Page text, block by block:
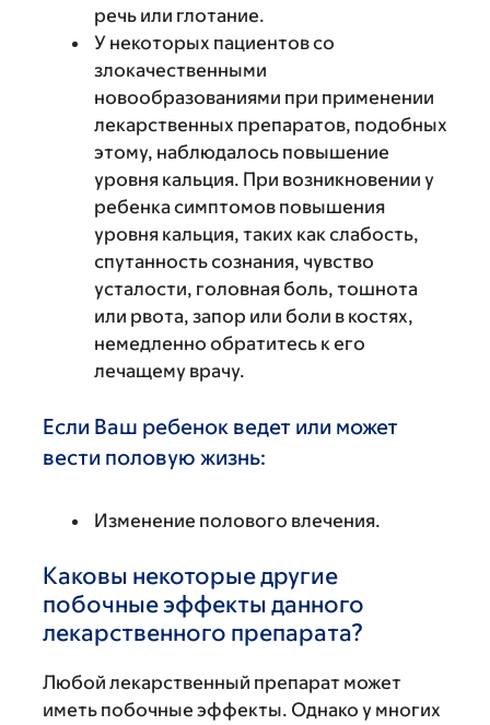
речь или глотание.
У некоторых пациентов со
злокачественными
новообразованиями при применении
лекарственных препаратов, подобных
этому, наблюдалось повышение
уровня кальция. При возникновении у
ребенка симптомов повышения
уровня кальция, таких как слабость,
спутанность сознания, чувство
усталости, головная боль, тошнота
или рвота, запор или боли в костях,
немедленно обратитесь к его
лечащему врачу.
Если Ваш ребенок ведет или может
вести половую жизнь:
Изменение полового влечения.
Каковы некоторые другие
побочные эффекты данного
лекарственного препарата?
Любой лекарственный препарат может
иметь побочные эффекты. Однако у многих